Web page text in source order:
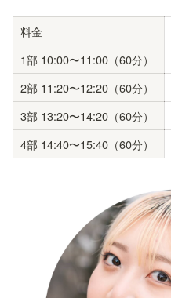
料金
1部 10:00〜11:00（60分）
2部 11:20〜12:20（60分）
3部 13:20〜14:20（60分）
4部 14:40〜15:40（60分）